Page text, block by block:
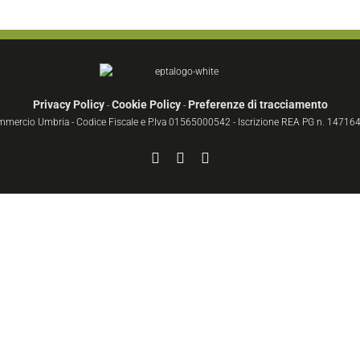
Privacy Policy- Cookie Policy- Preferenze di tracciamento
Umbria - Codice Fiscale e P.Iva 01565000542 - Iscrizione REA PG n.
FacebookYouTube